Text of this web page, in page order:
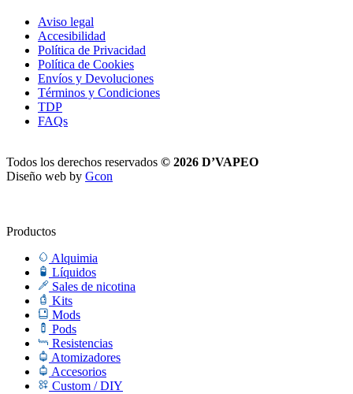
Aviso legal
Accesibilidad
Política de Privacidad
Política de Cookies
Envíos y Devoluciones
Términos y Condiciones
TDP
FAQs
Todos los derechos reservados © 2026 D’VAPEO
Diseño web by Gcon
Productos
Alquimia
Líquidos
Sales de nicotina
Kits
Mods
Pods
Resistencias
Atomizadores
Accesorios
Custom / DIY